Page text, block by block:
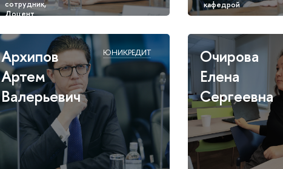
Архипов
Артем
Валерьевич
ЮНИКРЕДИТ
Очирова
Елена
Сергеевна